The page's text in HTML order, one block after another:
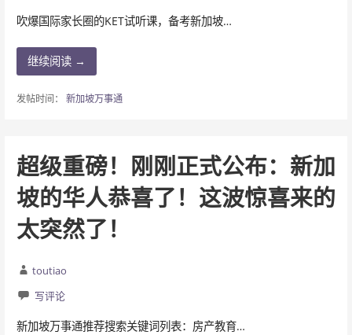
吹爆国际家长圈的KET试听课，备考新加坡…
继续阅读 →
发帖时间： 新加坡万事通
超级重磅！刚刚正式公布：新加
坡的华人恭喜了！这波惊喜来的
太突然了！
toutiao
写评论
新加坡万事通推荐搜索关键词列表：房产教育…